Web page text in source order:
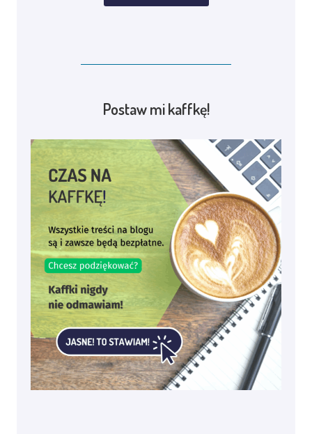
Postaw mi kaffkę!